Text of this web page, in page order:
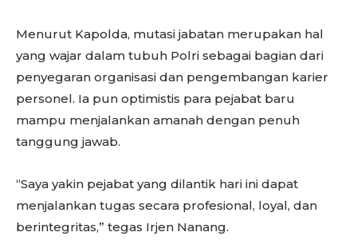
Menurut Kapolda, mutasi jabatan merupakan hal
yang wajar dalam tubuh Polri sebagai bagian dari
penyegaran organisasi dan pengembangan karier
personel. Ia pun optimistis para pejabat baru
mampu menjalankan amanah dengan penuh
tanggung jawab.
“Saya yakin pejabat yang dilantik hari ini dapat
menjalankan tugas secara profesional, loyal, dan
berintegritas,” tegas Irjen Nanang.